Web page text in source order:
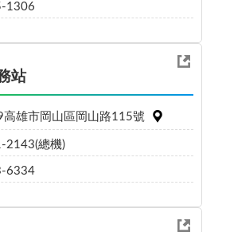
1306
站
雄市岡山區岡山路115號
2143(總機)
6334